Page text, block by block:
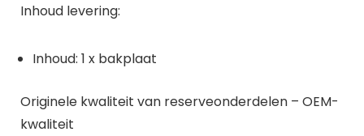
Inhoud levering:
Inhoud: 1 x bakplaat
Originele kwaliteit van reserveonderdelen – OEM-
kwaliteit